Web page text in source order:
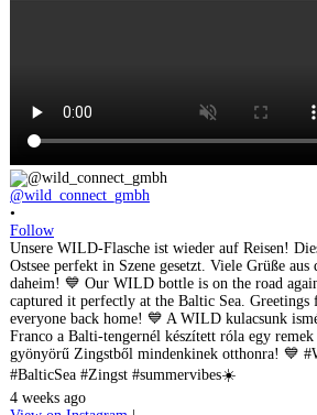
@wild_connect_gmbh
•
Follow
Unsere WILD-Flasche ist wieder auf Reisen!
Ostsee perfekt in Szene gesetzt. Viele Grüße
daheim! 💙 Our WILD bottle is on the road
captured it perfectly at the Baltic Sea.
everyone back home! 💙 A WILD kulacsunk
Franco a Balti-tengernél készített róla egy
gyönyörű Zingstből mindenkinek otthonra! 💙
#BalticSea #Zingst #summervibes☀️
4 weeks ago